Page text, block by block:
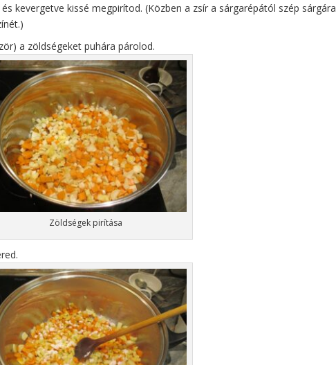
kevergetve kissé megpirítod. (Közben a zsír a sárgarépától szép sárgára
a zöldségeket puhára párolod.
Zöldségek pirítása